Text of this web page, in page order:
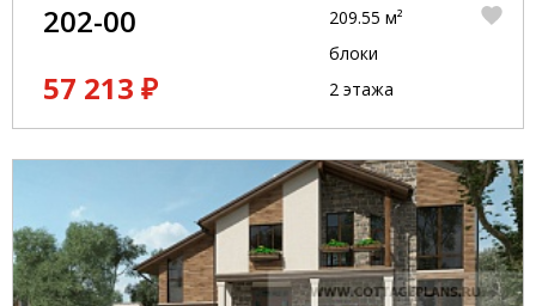
202-00
57 213 ₽
209.55 м²
блоки
2 этажа